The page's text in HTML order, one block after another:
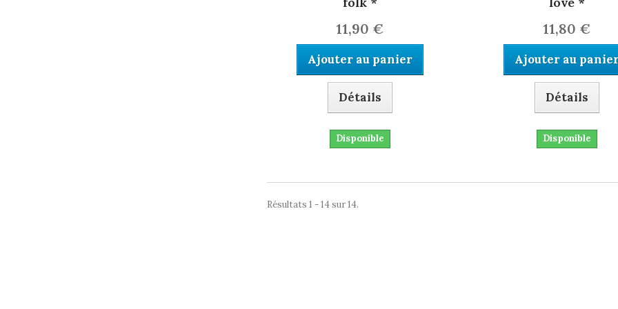
11,90 €
Ajouter au panier
Détails
Disponible
11,80 €
Ajouter au
Détails
Disponible
Résultats 1 - 14 sur 14.